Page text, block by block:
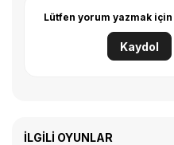
Lütfen yorum yazmak
Kaydol
İLGILI OYUNLAR